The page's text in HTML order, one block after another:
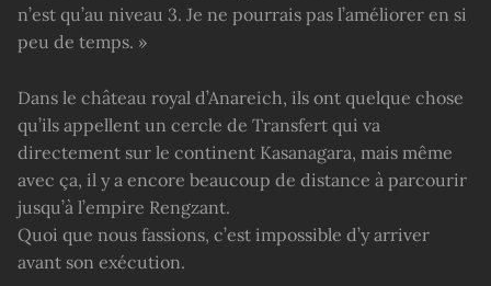
n’est qu’au niveau 3. Je ne pourrais pas l’améliorer en si
peu de temps. »
Dans le château royal d’Anareich, ils ont quelque chose
qu’ils appellent un cercle de Transfert qui va
directement sur le continent Kasanagara, mais même
avec ça, il y a encore beaucoup de distance à parcourir
jusqu’à l’empire Rengzant.
Quoi que nous fassions, c’est impossible d’y arriver
avant son exécution.